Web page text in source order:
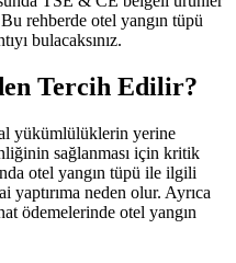
rehberde otel yangın tüpü
bulacaksınız.
Tercih Edilir?
yükümlülüklerin yerine
sağlanması için kritik
otel yangın tüpü ile ilgili
neden olur. Ayrıca
ödemelerinde otel yangın